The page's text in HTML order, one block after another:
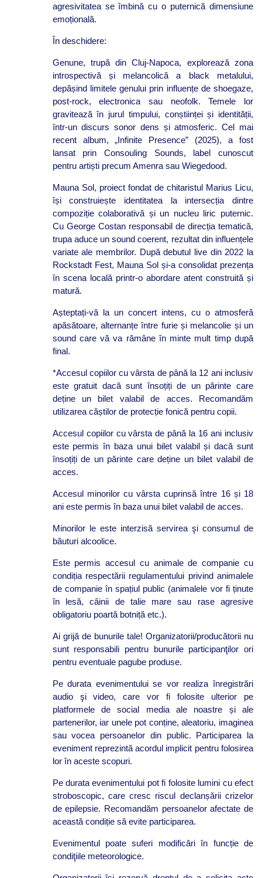
agresivitatea se îmbină cu o puternică dimensiune
emoțională.
În deschidere:
Genune, trupă din Cluj-Napoca, explorează zona
introspectivă și melancolică a black metalului,
depășind limitele genului prin influențe de shoegaze,
post-rock, electronica sau neofolk. Temele lor
gravitează în jurul timpului, conștiinței și identității,
într-un discurs sonor dens și atmosferic. Cel mai
recent album, „Infinite Presence” (2025), a fost
lansat prin Consouling Sounds, label cunoscut
pentru artiști precum Amenra sau Wiegedood.
Mauna Sol, proiect fondat de chitaristul Marius Licu,
își construiește identitatea la intersecția dintre
compoziție colaborativă și un nucleu liric puternic.
Cu George Costan responsabil de direcția tematică,
trupa aduce un sound coerent, rezultat din influențele
variate ale membrilor. După debutul live din 2022 la
Rockstadt Fest, Mauna Sol și-a consolidat prezența
în scena locală printr-o abordare atent construită și
matură.
Așteptați-vă la un concert intens, cu o atmosferă
apăsătoare, alternanțe între furie și melancolie și un
sound care vă va rămâne în minte mult timp după
final.
*Accesul copiilor cu vârsta de până la 12 ani inclusiv
este gratuit dacă sunt însoțiți de un părinte care
deține un bilet valabil de acces. Recomandăm
utilizarea căștilor de protecție fonică pentru copii.
Accesul copiilor cu vârsta de până la 16 ani inclusiv
este permis în baza unui bilet valabil și dacă sunt
însoțiți de un părinte care deține un bilet valabil de
acces.
Accesul minorilor cu vârsta cuprinsă între 16 și 18
ani este permis în baza unui bilet valabil de acces.
Minorilor le este interzisă servirea şi consumul de
băuturi alcoolice.
Este permis accesul cu animale de companie cu
condiția respectării regulamentului privind animalele
de companie în spațiul public (animalele vor fi ținute
în lesă, câinii de talie mare sau rase agresive
obligatoriu poartă botniță etc.).
Ai grijă de bunurile tale! Organizatorii/producătorii nu
sunt responsabili pentru bunurile participanţilor ori
pentru eventuale pagube produse.
Pe durata evenimentului se vor realiza înregistrări
audio şi video, care vor fi folosite ulterior pe
platformele de social media ale noastre și ale
partenerilor, iar unele pot conține, aleatoriu, imaginea
sau vocea persoanelor din public. Participarea la
eveniment reprezintă acordul implicit pentru folosirea
lor în aceste scopuri.
Pe durata evenimentului pot fi folosite lumini cu efect
stroboscopic, care cresc riscul declanșării crizelor
de epilepsie. Recomandăm persoanelor afectate de
această condiție să evite participarea.
Evenimentul poate suferi modificări în funcție de
condiţiile meteorologice.